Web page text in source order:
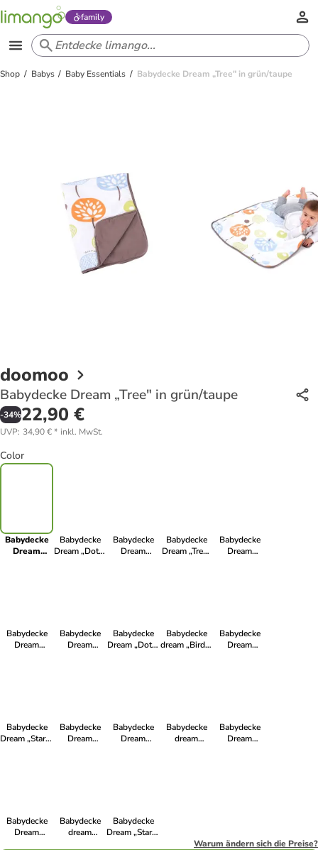
family
Shop Babys Baby Essentials Babydecke Dream „Tree" in grün/taupe
doomoo
Babydecke Dream „Tree" in grün/taupe
-34%22,90 €
UVP: 34,90 €* inkl. MwSt.
Color
Babydecke
Dream
Babydecke
Dream „Dots"
Babydecke
Dream
Babydecke
Dream „Tree"
Babydecke
Dream
Babydecke
Dream
Babydecke
Dream
Babydecke
Dream „Dots"
Babydecke
dream „Birds"
Babydecke
Dream
Babydecke
Dream „Stars"
Babydecke
Dream
Babydecke
Dream
Babydecke
dream
Babydecke
Dream
Babydecke
Dream
Babydecke
dream
Babydecke
Dream „Stars"
Warum ändern sich die Preise?